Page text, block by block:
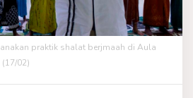
praktik shalat berjmaah di Aula
02)